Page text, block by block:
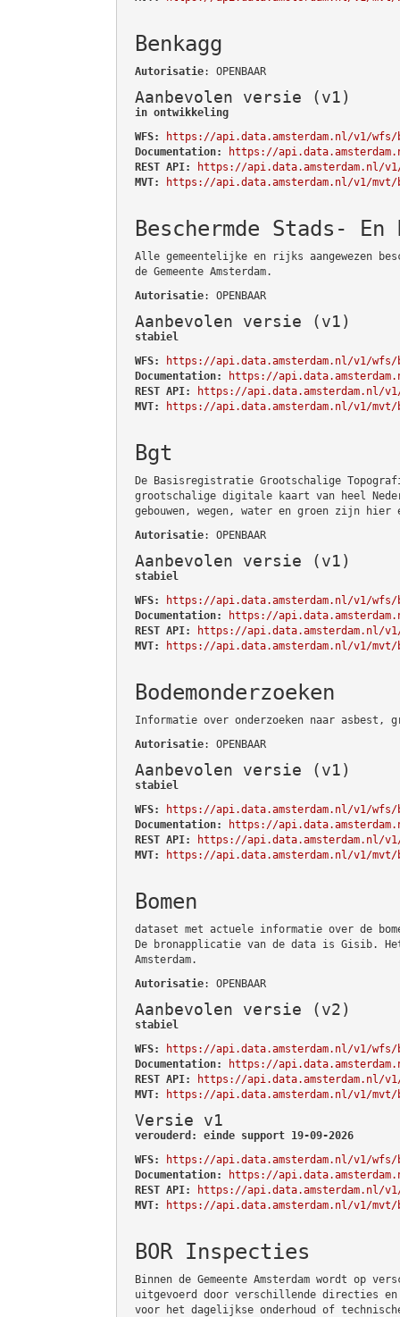
Benkagg
Autorisatie: OPENBAAR
Aanbevolen versie (v1)
in ontwikkeling
WFS:
https://api.data.amsterdam.nl/v1/wfs/
Documentation:
https://
REST API:
https://api.data.amsterdam.nl/v1/
MVT:
https://api.data.amsterdam.nl/v1/mvt/
Beschermde Stads-
Alle gemeentelijke en rijks aangewezen
de Gemeente Amsterdam.
Autorisatie: OPENBAAR
Aanbevolen versie (v1)
stabiel
WFS:
https://api.data.amsterdam.nl/v1/wfs/
Documentation:
https://
REST API:
https://api.data.amsterdam.nl/v1/
MVT:
https://api.data.amsterdam.nl/v1/mvt/
Bgt
De Basisregistratie Grootschalige
grootschalige digitale kaart van heel
gebouwen, wegen, water en groen zijn hier
Autorisatie: OPENBAAR
Aanbevolen versie (v1)
stabiel
WFS:
https://api.data.amsterdam.nl/v1/wfs/
Documentation:
https://
REST API:
https://api.data.amsterdam.nl/
MVT:
https://api.data.amsterdam.nl/v1/mvt/
Bodemonderzoeken
Informatie over onderzoeken naar asbest,
Autorisatie: OPENBAAR
Aanbevolen versie (v1)
stabiel
WFS:
https://api.data.amsterdam.nl/v1/wfs/
Documentation:
https://
REST API:
https://api.data.amsterdam.nl/v1/
MVT:
https://api.data.amsterdam.nl/v1/mvt/
Bomen
dataset met actuele informatie over de
De bronapplicatie van de data is Gisib. Het
Amsterdam.
Autorisatie: OPENBAAR
Aanbevolen versie (v2)
stabiel
WFS:
https://api.data.amsterdam.nl/v1/wfs/
Documentation:
https://
REST API:
https://api.data.amsterdam.nl/v1/
MVT:
https://api.data.amsterdam.nl/v1/mvt/
Versie v1
verouderd: einde support 19-09-2026
WFS:
https://api.data.amsterdam.nl/v1/wfs/
Documentation:
https://
REST API:
https://api.data.amsterdam.nl/v1/
MVT:
https://api.data.amsterdam.nl/v1/mvt/
BOR Inspecties
Binnen de Gemeente Amsterdam wordt op
uitgevoerd door verschillende directies
voor het dagelijkse onderhoud of